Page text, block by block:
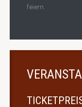
feiern.